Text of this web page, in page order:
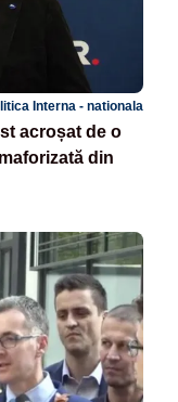
Interna - nationala
acroșat de o
din